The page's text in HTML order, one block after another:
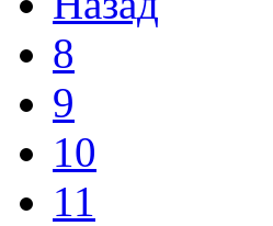
8
9
10
11